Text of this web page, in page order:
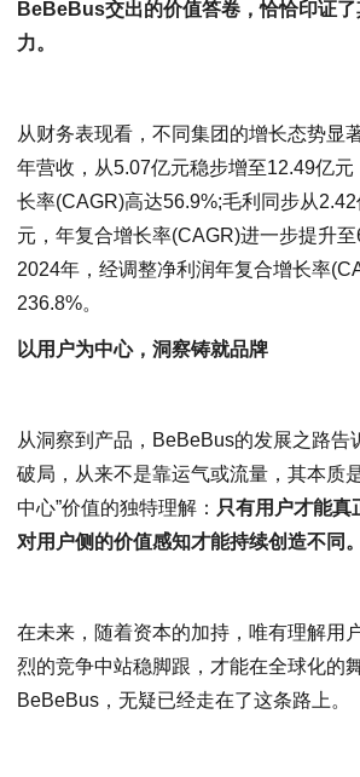
BeBeBus交出的价值答卷，恰恰印证了
力。
从财务表现看，不同集团的增长态势显
年营收，从5.07亿元稳步增至12.49亿元
长率(CAGR)高达56.9%;毛利同步从
元，年复合增长率(CAGR)进一步提升
2024年，经调整净利润年复合增长率
236.8%。
以用户为中心，洞察铸就品牌
从洞察到产品，BeBeBus的发展之路告
破局，从来不是靠运气或流量，其本质
中心”价值的独特理解： 只有用户才能真
对用户侧的价值感知才能持续创造不同。
在未来，随着资本的加持，唯有理解用
烈的竞争中站稳脚跟，才能在全球化的
BeBeBus，无疑已经走在了这条路上。